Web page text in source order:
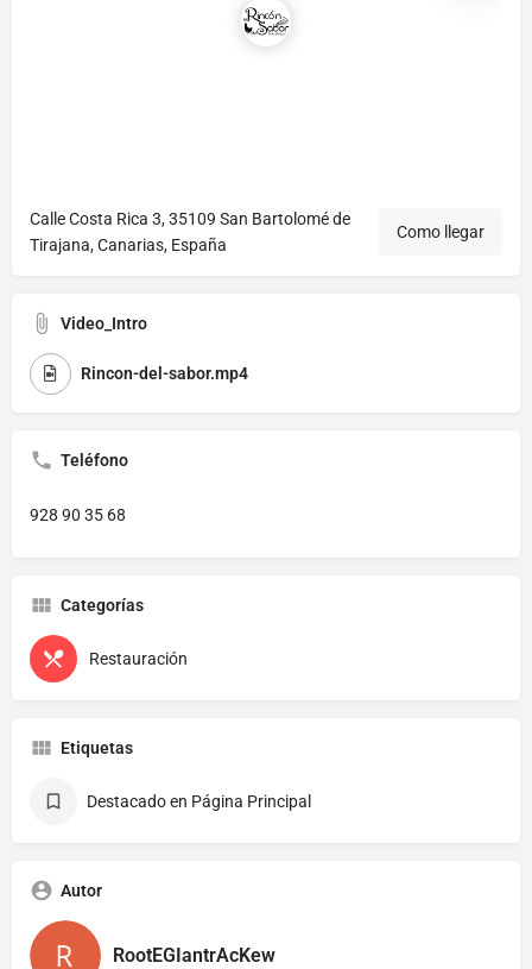
Calle Costa Rica 3, 35109 San Bartolomé de
Tirajana, Canarias, España
Como llegar
Video_Intro
Rincon-del-sabor.mp4
Teléfono
928 90 35 68
Categorías
Restauración
Etiquetas
Destacado en Página Principal
Autor
RootEGIantrAcKew